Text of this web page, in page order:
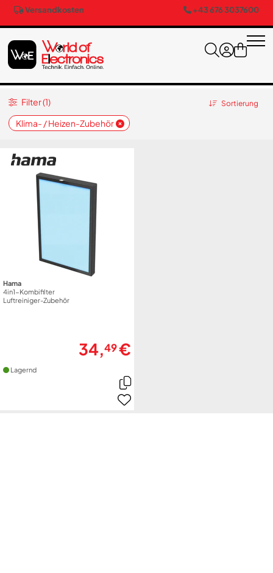
Versandkosten +43 676 3037600
Sortierung
Klima- / Heizen-Zubehör
Filter (1)
Hama
4in1-Kombifilter
Luftreiniger-Zubehör
34,49€
Lagernd